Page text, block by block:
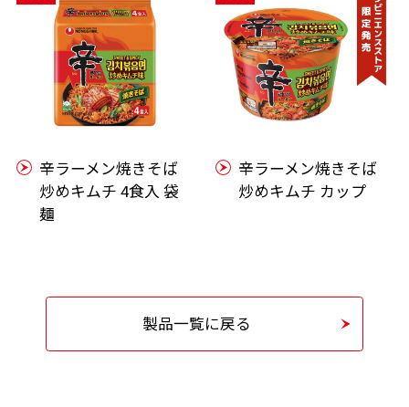
辛ラーメン焼きそば
炒めキムチ 4食入 袋
麺
辛ラーメン焼きそば
炒めキムチ カップ
製品一覧に戻る